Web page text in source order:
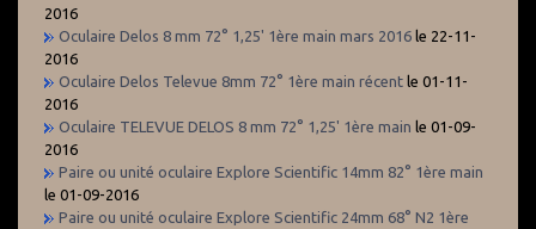
2016
Oculaire Delos 8 mm 72° 1,25' 1ère main mars 2016 le 22-11-
2016
Oculaire Delos Televue 8mm 72° 1ère main récent le 01-11-
2016
Oculaire TELEVUE DELOS 8 mm 72° 1,25' 1ère main le 01-09-
2016
Paire ou unité oculaire Explore Scientific 14mm 82° 1ère main
le 01-09-2016
Paire ou unité oculaire Explore Scientific 24mm 68° N2 1ère